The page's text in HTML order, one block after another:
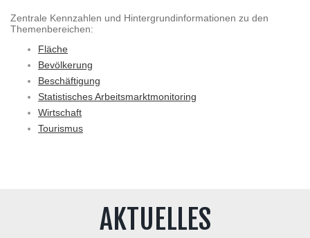
Zentrale Kennzahlen und Hintergrundinformationen zu den
Themenbereichen:
Fläche
Bevölkerung
Beschäftigung
Statistisches Arbeitsmarktmonitoring
Wirtschaft
Tourismus
AKTUELLES